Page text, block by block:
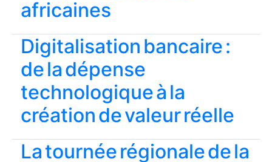
africaines
Digitalisation bancaire :
de la dépense
technologique à la
création de valeur réelle
La tournée régionale de la